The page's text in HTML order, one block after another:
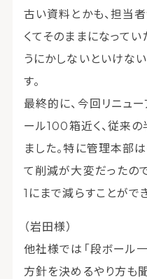
古い資料とかも、担当
くてそのままになって
うにかしないといけな
す。
最終的に、今回リニュ
ール100箱近く、従来
ました。特に管理本部
て削減が大変だったの
1にまで減らすことがで
（岩田様）
他社様では「段ボール
方針を決めるやり方も